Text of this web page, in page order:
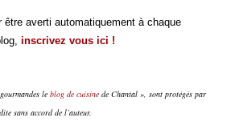
averti automatiquement à chaque
inscrivez vous ici !
le blog de cuisinede Chantal », sont protégés par
sans accord de l’auteur.